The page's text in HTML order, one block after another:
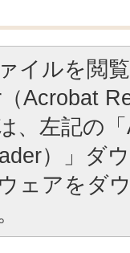
イルを閲
Acrobat
、左記の
）」ダ
ェアをダ